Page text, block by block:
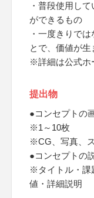
・普段使用し
ができるもの
・一度きりで
とで、価値が
※詳細は公式ホ
提出物
●コンセプトの
※1～10枚
※CG、写真、
●コンセプトの
※タイトル・課
値・詳細説明